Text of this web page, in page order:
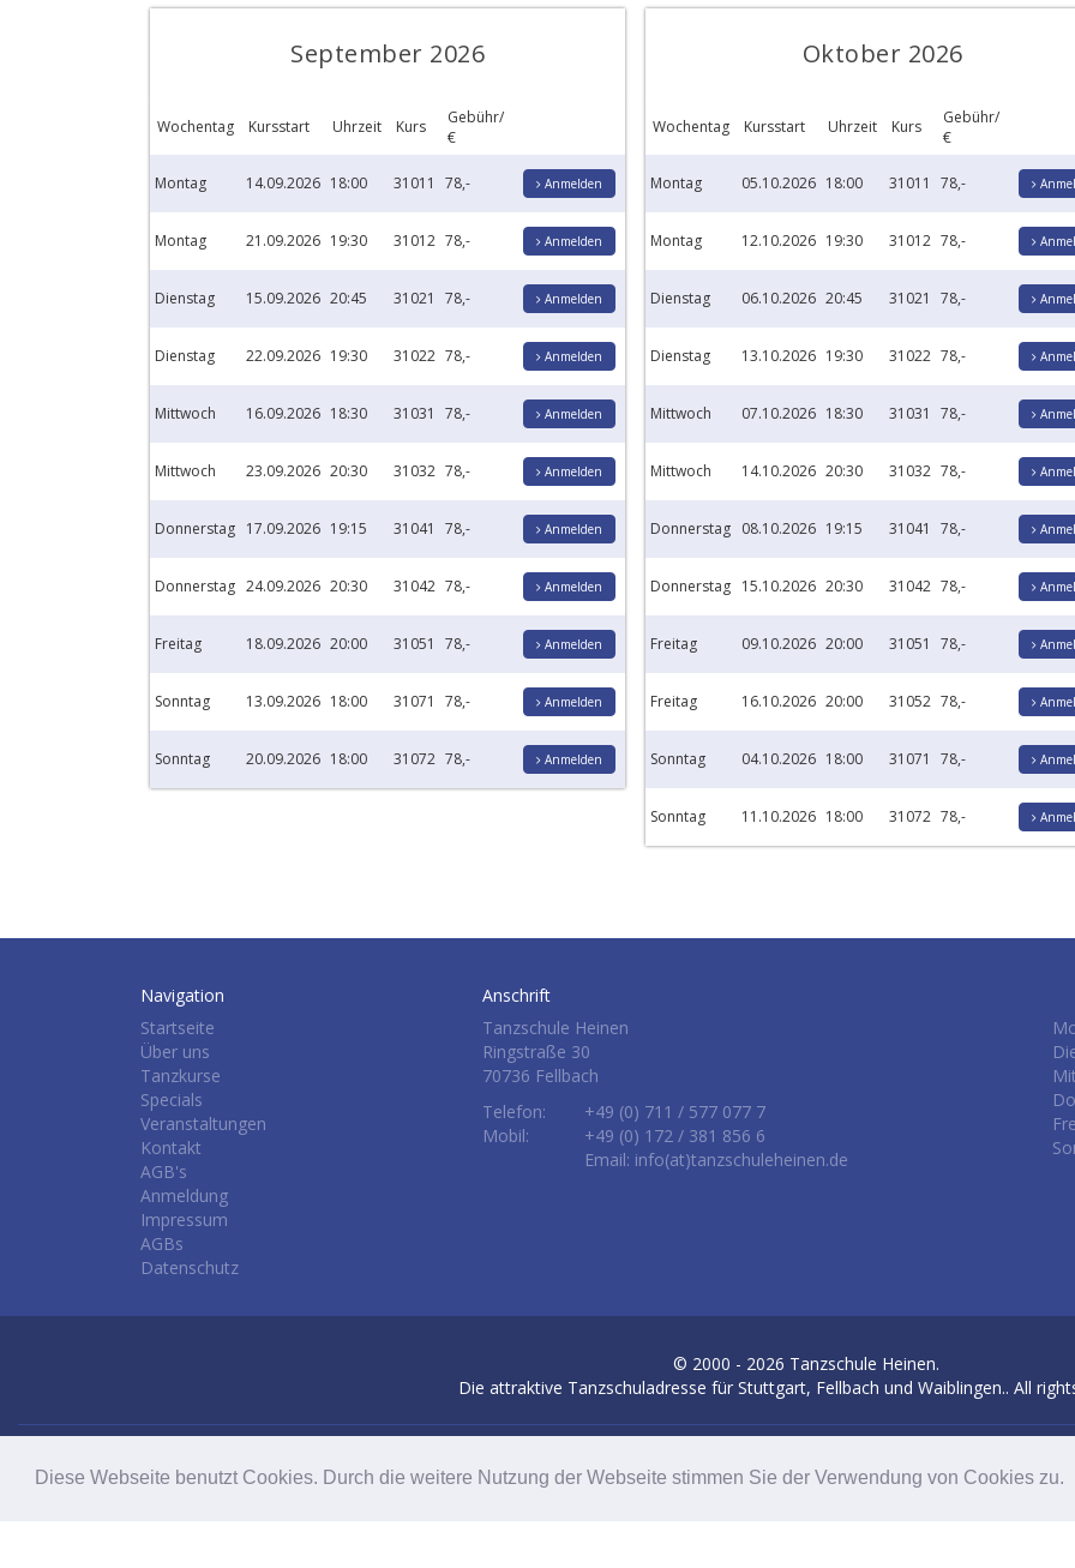
Diese Webseite benutzt Cookies. Durch die weitere Nutzung der Webseite stimmen Sie der Verwendung von Cookies zu.
September 2026
Wochentag Kursstart Uhrzeit Kurs
Gebühr/
€
Montag 14.09.2026 18:00 31011 78,- Anmelden
Montag 21.09.2026 19:30 31012 78,- Anmelden
Dienstag 15.09.2026 20:45 31021 78,- Anmelden
Dienstag 22.09.2026 19:30 31022 78,- Anmelden
Mittwoch 16.09.2026 18:30 31031 78,- Anmelden
Mittwoch 23.09.2026 20:30 31032 78,- Anmelden
Donnerstag 17.09.2026 19:15 31041 78,- Anmelden
Donnerstag 24.09.2026 20:30 31042 78,- Anmelden
Freitag 18.09.2026 20:00 31051 78,- Anmelden
Sonntag 13.09.2026 18:00 31071 78,- Anmelden
Sonntag 20.09.2026 18:00 31072 78,- Anmelden
Oktober 2026
Wochentag Kursstart Uhrzeit Kurs
Gebühr/
€
Montag 05.10.2026 18:00 31011 78,-
Montag 12.10.2026 19:30 31012 78,-
Dienstag 06.10.2026 20:45 31021 78,-
Dienstag 13.10.2026 19:30 31022 78,-
Mittwoch 07.10.2026 18:30 31031 78,-
Mittwoch 14.10.2026 20:30 31032 78,-
Donnerstag 08.10.2026 19:15 31041 78,-
Donnerstag 15.10.2026 20:30 31042 78,-
Freitag 09.10.2026 20:00 31051 78,-
Freitag 16.10.2026 20:00 31052 78,-
Sonntag 04.10.2026 18:00 31071 78,-
Sonntag 11.10.2026 18:00 31072 78,-
Navigation
Startseite
Über uns
Tanzkurse
Specials
Veranstaltungen
Kontakt
AGB's
Anmeldung
Impressum
AGBs
Datenschutz
Anschrift
Tanzschule Heinen
Ringstraße 30
70736 Fellbach
Telefon:
+49 (0) 711 / 577 077 7
Mobil:
+49 (0) 172 / 381 856 6
Email: info(at)tanzschuleheinen.de
© 2000 - 2026 Tanzschule Heinen.
Die attraktive Tanzschuladresse für Stuttgart, Fellbach und Waiblingen.. All